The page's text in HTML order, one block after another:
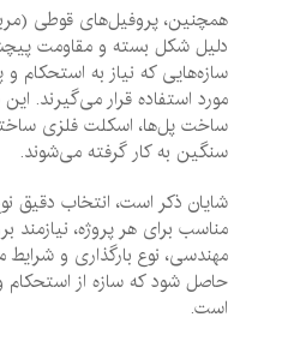
همچنین، پروفیل‌های قوطی (مربع و
دلیل شکل بسته و مقاومت پیچشی
سازه‌هایی که نیاز به استحکام و
مورد استفاده قرار می‌گیرند. این
ساخت پل‌ها، اسکلت فلزی
سنگین به کار گرفته می‌شوند.
شایان ذکر است، انتخاب دقیق نوع
مناسب برای هر پروژه، نیازمند
مهندسی، نوع بارگذاری و شرایط
حاصل شود که سازه از استحکام و